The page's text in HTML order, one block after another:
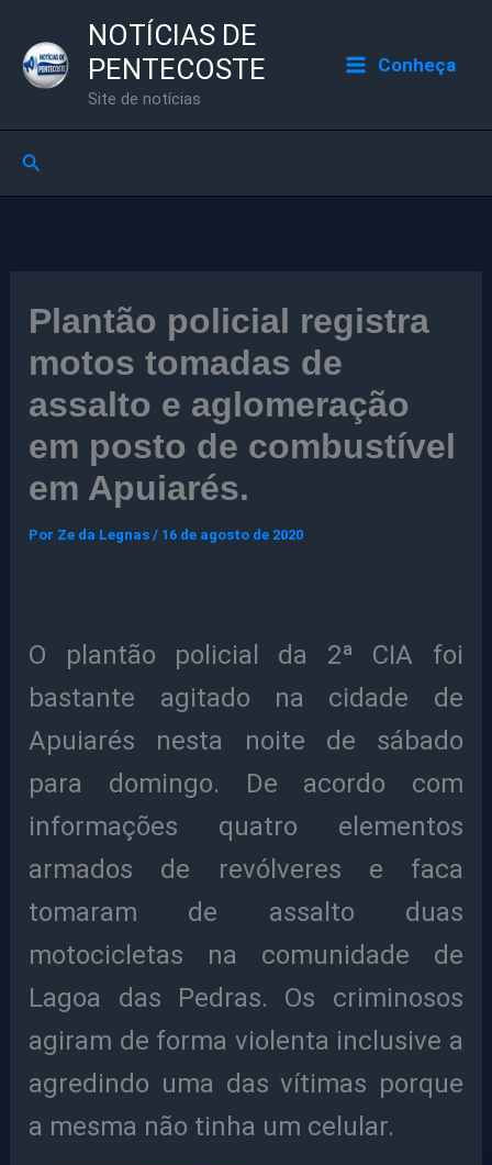
para
NOTÍCIAS DE
PENTECOSTE
Site de notícias
Conheça
Pesquisar
Plantão policial registra
motos tomadas de
assalto e aglomeração
em posto de combustível
em Apuiarés.
Por Ze da Legnas/ 16 de agosto de 2020
O plantão policial da 2ª CIA foi
bastante agitado na cidade de
Apuiarés nesta noite de sábado
para domingo. De acordo com
informações quatro elementos
armados de revólveres e faca
tomaram de assalto duas
motocicletas na comunidade de
Lagoa das Pedras. Os criminosos
agiram de forma violenta inclusive a
agredindo uma das vítimas porque
a mesma não tinha um celular.